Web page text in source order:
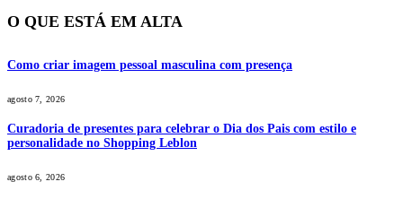
O QUE ESTÁ EM ALTA
Como criar imagem pessoal masculina com presença
agosto 7, 2026
Curadoria de presentes para celebrar o Dia dos Pais com estilo e
personalidade no Shopping Leblon
agosto 6, 2026